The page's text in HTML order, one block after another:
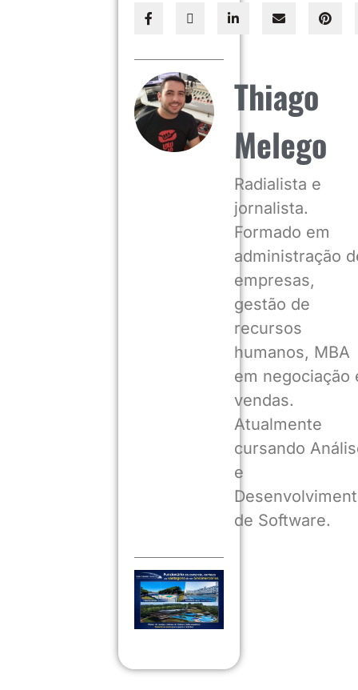
Thiago
Melego
Radialista e
jornalista.
Formado em
administração
empresas,
gestão de
recursos
humanos, MBA
em negociação
vendas.
Atualmente
cursando
e
de Software.